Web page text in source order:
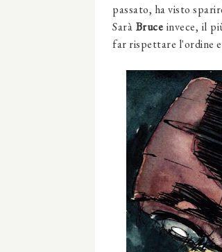
passato, ha visto
Sarà Bruce invece, il
far rispettare l'ordine